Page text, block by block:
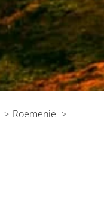
Roemenië